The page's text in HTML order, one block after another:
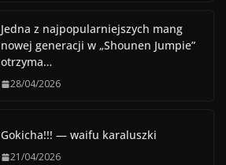
Jedna z najpopularniejszych mang
nowej generacji w „Shounen Jumpie”
otrzyma…
28/04/2026
Gokicha!!! — waifu karaluszki
21/04/2026